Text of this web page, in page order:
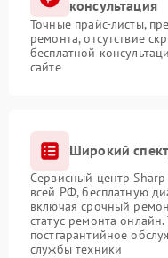
консультация
Точные прайс-листы,
ремонта, отсутствие
бесплатной
сайте
Широкий
Сервисный центр Sharp
всей РФ, бесплатную
включая срочный
статус ремонта онлайн.
постгарантийное
службы техники